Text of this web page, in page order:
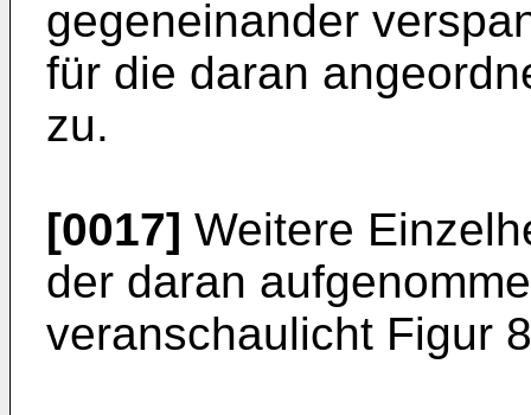
gegeneinander
für die daran
zu.
[0017] Weitere
der daran
veranschaulicht Figur